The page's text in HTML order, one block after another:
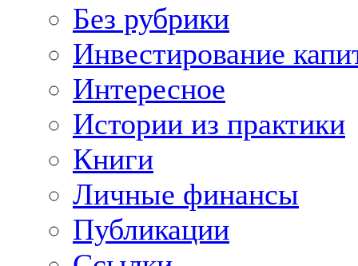
Без рубрики
Инвестирование
Интересное
Истории из практики
Книги
Личные финансы
Публикации